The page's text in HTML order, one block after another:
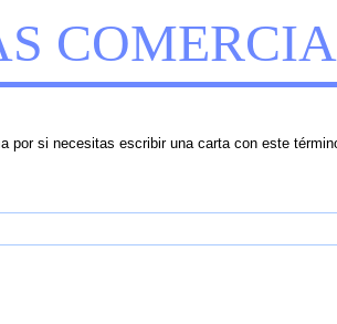
por si necesitas escribir una carta con este